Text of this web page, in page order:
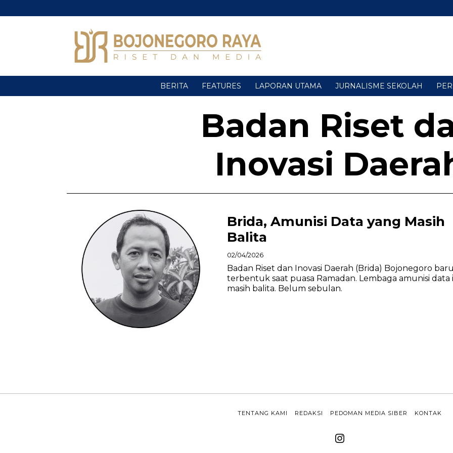
BERITA FEATURES LAPORAN UTAMA JURNALISME SEKOLAH
Badan Riset
Inovasi
Brida, Amunisi Data yang Masih
Balita
02/04/2026
Badan Riset dan Inovasi Daerah (Brida) Bojonegoro
terbentuk saat puasa Ramadan. Lembaga amunisi data
masih balita. Belum sebulan.
TENTANG KAMI REDAKSI PEDOMAN MEDIA SIBER KONTAK